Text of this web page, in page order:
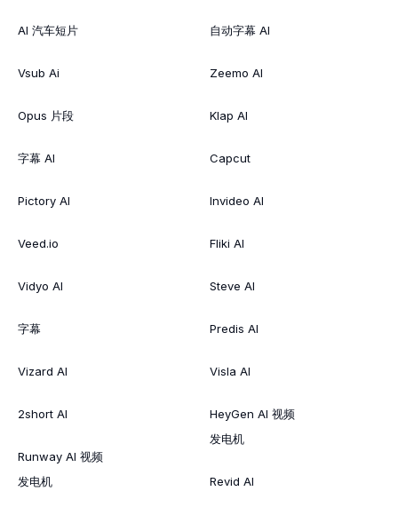
AI 汽车短片
Vsub Ai
Opus 片段
字幕 AI
Pictory AI
Veed.io
Vidyo AI
字幕
Vizard AI
2short AI
Runway AI 视频
发电机
自动字幕 AI
Zeemo AI
Klap AI
Capcut
Invideo AI
Fliki AI
Steve AI
Predis AI
Visla AI
HeyGen AI 视频
发电机
Revid AI